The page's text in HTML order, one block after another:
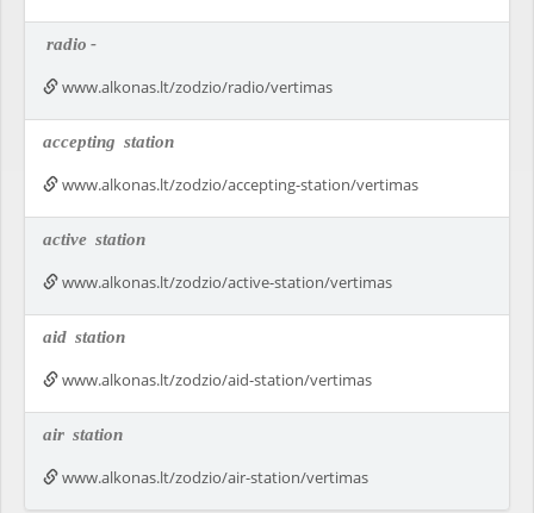
radio -
www.alkonas.lt/zodzio/radio/vertimas
accepting station
www.alkonas.lt/zodzio/accepting-station/vertimas
active station
www.alkonas.lt/zodzio/active-station/vertimas
aid station
www.alkonas.lt/zodzio/aid-station/vertimas
air station
www.alkonas.lt/zodzio/air-station/vertimas